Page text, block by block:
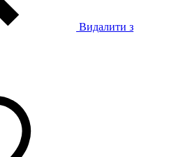
Видалити з